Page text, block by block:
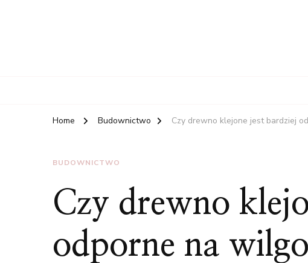
Home Budownictwo Czy drewno klejone jest bardziej
BUDOWNICTWO
Czy drewno
odporne na